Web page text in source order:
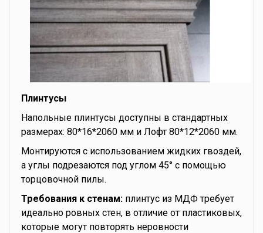
Плинтусы
Напольные плинтусы доступны в стандартных
размерах: 80*16*2060 мм и Лофт 80*12*2060 мм.
Монтируются с использованием жидких гвоздей,
а углы подрезаются под углом 45° с помощью
торцовочной пилы.
Требования к стенам: плинтус из МДФ требует
идеально ровных стен, в отличие от пластиковых,
которые могут повторять неровности